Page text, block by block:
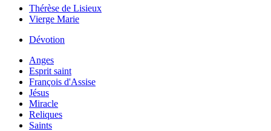
Thérèse de Lisieux
Vierge Marie
Dévotion
Anges
Esprit saint
François d'Assise
Jésus
Miracle
Reliques
Saints